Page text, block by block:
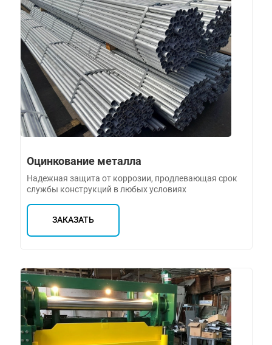
Оцинкование металла
Надежная защита от коррозии, продлевающая срок
службы конструкций в любых условиях
ЗАКАЗАТЬ